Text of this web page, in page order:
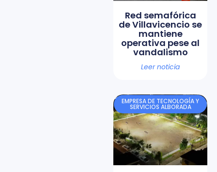
Red semafórica
de Villavicencio se
mantiene
operativa pese al
vandalismo
Leer noticia
EMPRESA DE TECNOLOGÍA Y
SERVICIOS ALBORADA